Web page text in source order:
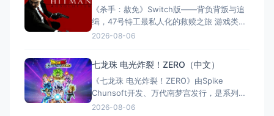
测"多半好评"，好评率85%，以创意谜题与扎
实的打击
《杀手：赦免》Switch版——背负背叛与追
缉，47号特工最私人化的救赎之旅 游戏类
型：动作冒险类（第三人称潜行暗杀 × 动作
称：杀手：赦免（官方繁体中文定名） 美国
名称：Hitman: Absoluti
2026-08-06
七龙珠 电光炸裂！ZERO（中文）
《七龙珠 电光炸裂！ZERO》由Spike
Chunsoft开发、万代南梦宫发行，是系列暌
违17年的正统续作。Switch及Switch 2双平
2026-08-06